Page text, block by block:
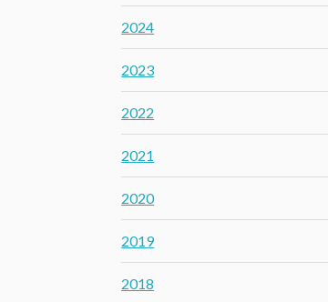
2024
2023
2022
2021
2020
2019
2018